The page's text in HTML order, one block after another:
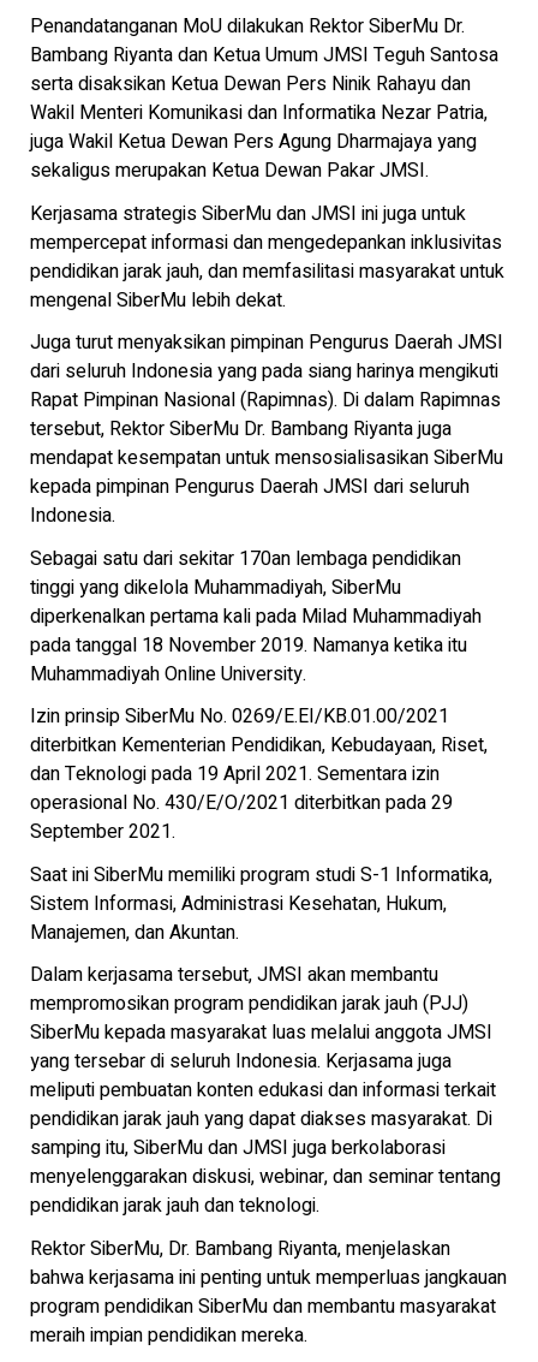
Penandatanganan MoU dilakukan Rektor SiberMu Dr.
Bambang Riyanta dan Ketua Umum JMSI Teguh Santosa
serta disaksikan Ketua Dewan Pers Ninik Rahayu dan
Wakil Menteri Komunikasi dan Informatika Nezar Patria,
juga Wakil Ketua Dewan Pers Agung Dharmajaya yang
sekaligus merupakan Ketua Dewan Pakar JMSI.
Kerjasama strategis SiberMu dan JMSI ini juga untuk
mempercepat informasi dan mengedepankan inklusivitas
pendidikan jarak jauh, dan memfasilitasi masyarakat untuk
mengenal SiberMu lebih dekat.
Juga turut menyaksikan pimpinan Pengurus Daerah JMSI
dari seluruh Indonesia yang pada siang harinya mengikuti
Rapat Pimpinan Nasional (Rapimnas). Di dalam Rapimnas
tersebut, Rektor SiberMu Dr. Bambang Riyanta juga
mendapat kesempatan untuk mensosialisasikan SiberMu
kepada pimpinan Pengurus Daerah JMSI dari seluruh
Indonesia.
Sebagai satu dari sekitar 170an lembaga pendidikan
tinggi yang dikelola Muhammadiyah, SiberMu
diperkenalkan pertama kali pada Milad Muhammadiyah
pada tanggal 18 November 2019. Namanya ketika itu
Muhammadiyah Online University.
Izin prinsip SiberMu No. 0269/E.EI/KB.01.00/2021
diterbitkan Kementerian Pendidikan, Kebudayaan, Riset,
dan Teknologi pada 19 April 2021. Sementara izin
operasional No. 430/E/O/2021 diterbitkan pada 29
September 2021.
Saat ini SiberMu memiliki program studi S-1 Informatika,
Sistem Informasi, Administrasi Kesehatan, Hukum,
Manajemen, dan Akuntan.
Dalam kerjasama tersebut, JMSI akan membantu
mempromosikan program pendidikan jarak jauh (PJJ)
SiberMu kepada masyarakat luas melalui anggota JMSI
yang tersebar di seluruh Indonesia. Kerjasama juga
meliputi pembuatan konten edukasi dan informasi terkait
pendidikan jarak jauh yang dapat diakses masyarakat. Di
samping itu, SiberMu dan JMSI juga berkolaborasi
menyelenggarakan diskusi, webinar, dan seminar tentang
pendidikan jarak jauh dan teknologi.
Rektor SiberMu, Dr. Bambang Riyanta, menjelaskan
bahwa kerjasama ini penting untuk memperluas jangkauan
program pendidikan SiberMu dan membantu masyarakat
meraih impian pendidikan mereka.